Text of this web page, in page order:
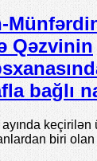
Qəzvinin
bağlı
keçirilən
biri